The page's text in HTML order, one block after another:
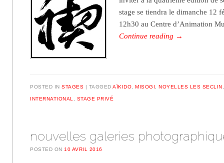
stage se tiendra le dimanche 12
12h30 au Centre d’Animation
Continue reading →
POSTED INSTAGES TAGGEDAÏKIDO ,MISOGI ,NOYELLES LES SECLIN
INTERNATIONAL STAGE PRIVÉ
nouvelles galeries
POSTED ON10 AVRIL 2016